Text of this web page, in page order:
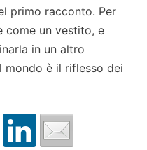
primo racconto. Per
come un vestito, e
in un altro
mondo è il riflesso dei